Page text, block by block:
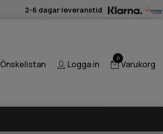
2-6 dagar leveranstid
Önskelistan Logga in
0
Varukorg